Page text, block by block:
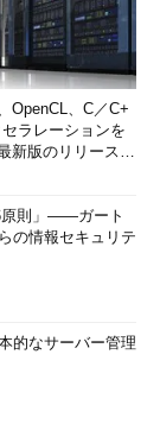
して、25BTCが
い4年に1回、半
になる予定）。
OpenCL、C／C+
ラレーションを
新版のリリースを
原則」――ガート
の情報セキュリテ
的なサーバー管理